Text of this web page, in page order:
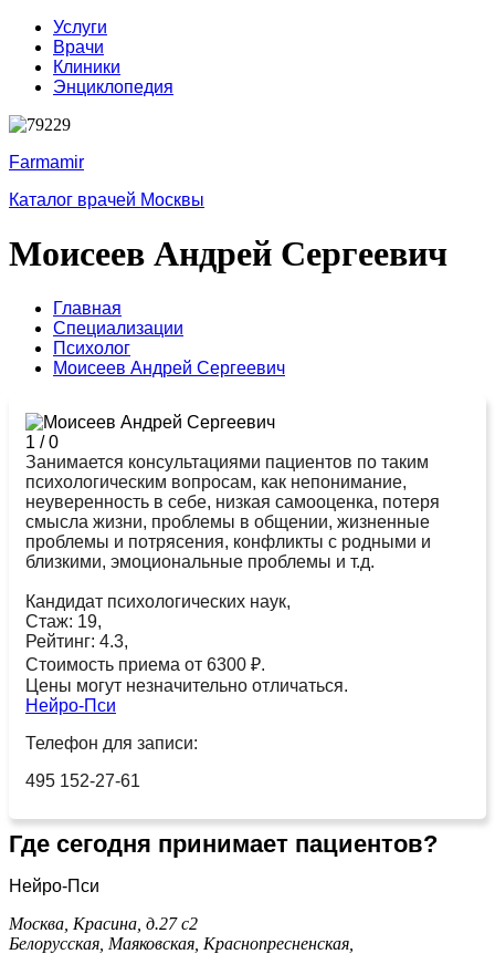
Услуги
Врачи
Клиники
Энциклопедия
Farmamir
Каталог врачей Москвы
Моисеев Андрей Сергеевич
Главная
Специализации
Психолог
Моисеев Андрей Сергеевич
1 /0
Занимается консультациями пациентов по таким
психологическим вопросам, как непонимание,
неуверенность в себе, низкая самооценка, потеря
смысла жизни, проблемы в общении, жизненные
проблемы и потрясения, конфликты с родными и
близкими, эмоциональные проблемы и т.д.
Кандидат психологических наук,
Стаж: 19,
Рейтинг: 4.3,
Стоимость приема от 6300 ₽.
Цены могут незначительно отличаться.
Нейро-Пси
Телефон для записи:
495 152-27-61
Где сегодня принимает пациентов?
Нейро-Пси
Москва, Красина, д.27 с2
Белорусская, Маяковская, Краснопресненская,